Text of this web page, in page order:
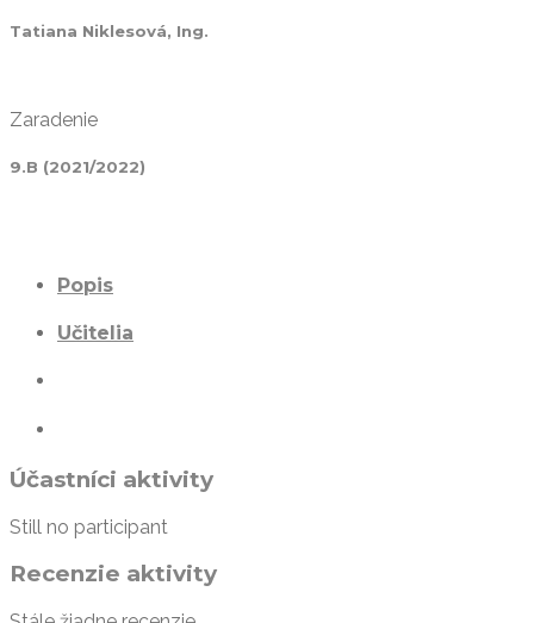
Tatiana Niklesová, Ing.
Zaradenie
9.B (2021/2022)
Popis
Učitelia
Účastníci aktivity
Still no participant
Recenzie aktivity